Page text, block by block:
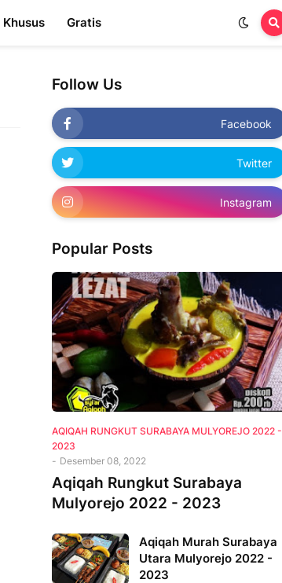
Khusus Gratis
Follow Us
Facebook
Twitter
Instagram
Popular Posts
AQIQAH RUNGKUT SURABAYA MULYOREJO 2022 -
2023
- Desember 08, 2022
Aqiqah Rungkut Surabaya
Mulyorejo 2022 - 2023
Aqiqah Murah Surabaya
Utara Mulyorejo 2022 -
2023